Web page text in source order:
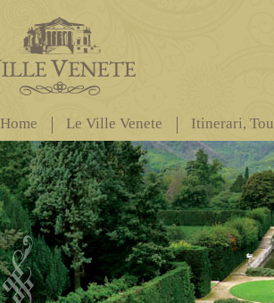
Home Le Ville Venete Itinerari,